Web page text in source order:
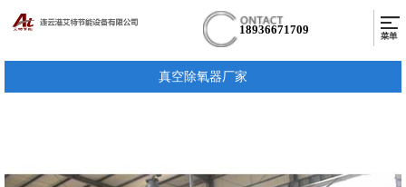
18936671709
真空除氧器厂家